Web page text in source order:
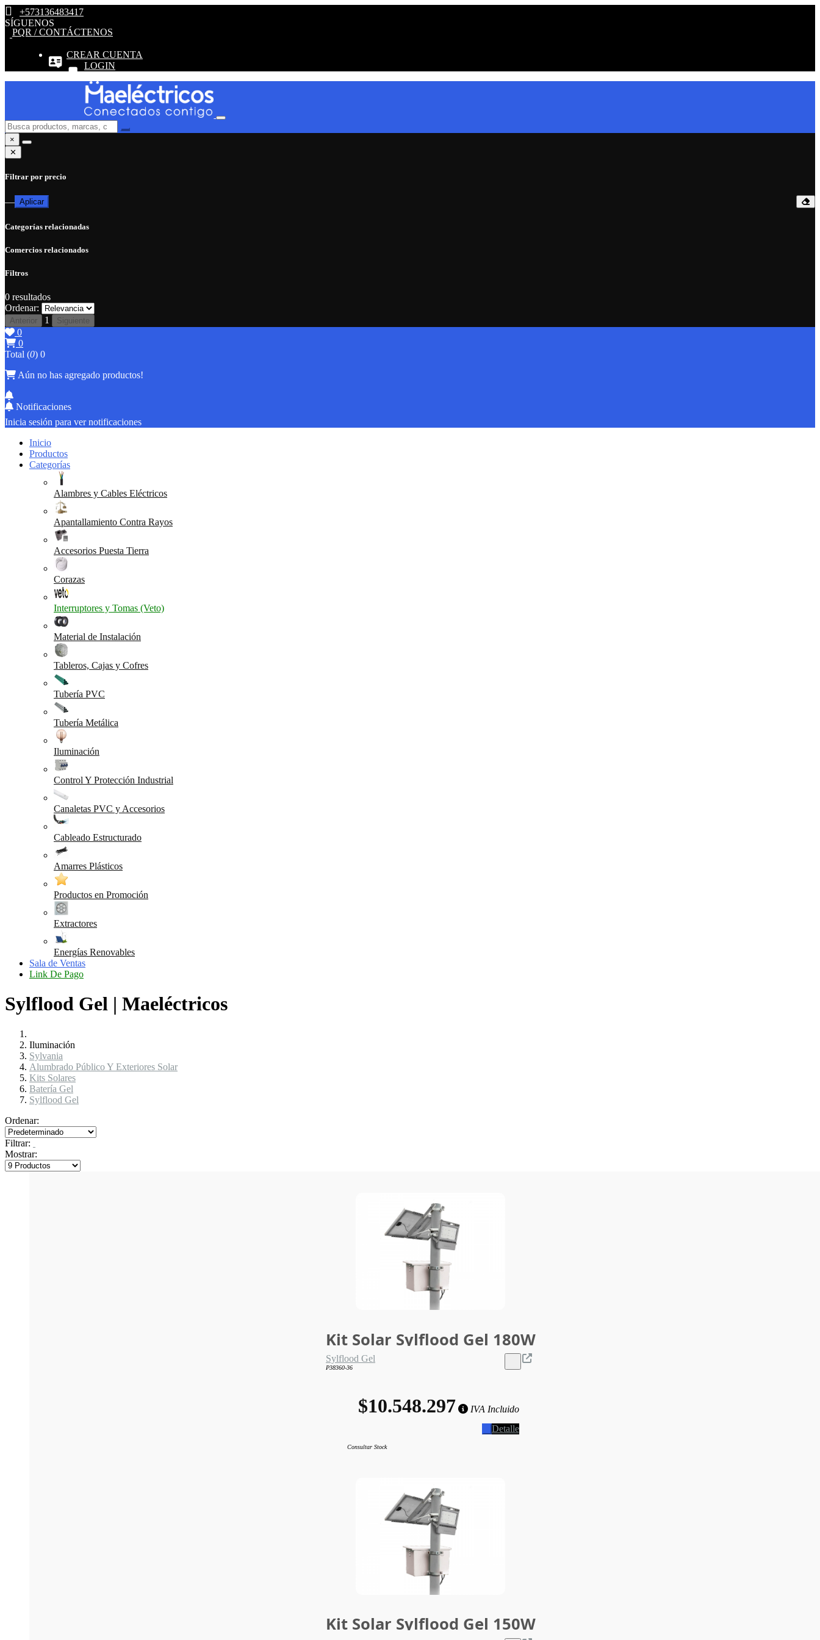
+573136483417
SÍGUENOS
PQR / CONTÁCTENOS
CREAR CUENTA
LOGIN
×
✕
Filtrar por precio
— Aplicar
Categorías relacionadas
Comercios relacionados
Filtros
0 resultados
Ordenar:
Anterior 1 Siguiente
0
0
Total (0) 0
Aún no has agregado productos!
Notificaciones
Inicia sesión para ver notificaciones
Inicio
Productos
Categorías
Alambres y Cables Eléctricos
Apantallamiento Contra Rayos
Accesorios Puesta Tierra
Corazas
Interruptores y Tomas (Veto)
Material de Instalación
Tableros, Cajas y Cofres
Tubería PVC
Tubería Metálica
Iluminación
Control Y Protección Industrial
Canaletas PVC y Accesorios
Cableado Estructurado
Amarres Plásticos
Productos en Promoción
Extractores
Energías Renovables
Sala de Ventas
Link De Pago
Sylflood Gel | Maeléctricos
Iluminación
Sylvania
Alumbrado Público Y Exteriores Solar
Kits Solares
Batería Gel
Sylflood Gel
Ordenar:
Filtrar:
Mostrar:
Kit Solar Sylflood Gel 180W
Sylflood Gel
P38360-36
$10.548.297
IVA Incluido
Detalle
Consultar Stock
Kit Solar Sylflood Gel 150W